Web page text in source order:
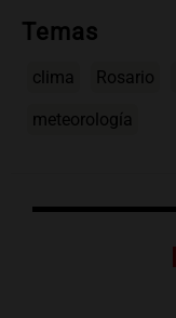
Temas
clima Rosario
meteorología